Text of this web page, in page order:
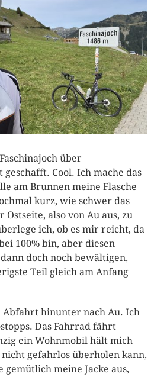
über
Cool. Ich mache das
am Brunnen meine Flasche
kurz, wie schwer das
Ostseite, also von Au aus, zu
ich, ob es mir reicht, da
100% bin, aber diesen
doch noch bewältigen,
Teil gleich am Anfang
Abfahrt hinunter nach Au. Ich
Das Fahrrad fährt
ein Wohnmobil hält mich
gefahrlos überholen kann,
gemütlich meine Jacke aus,